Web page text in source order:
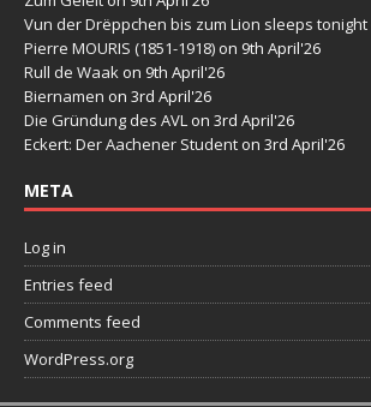
Vun der Drëppchen bis zum Lion sleeps tonight
Pierre MOURIS (1851-1918) on 9th April'26
Rull de Waak on 9th April'26
Biernamen on 3rd April'26
Die Gründung des AVL on 3rd April'26
Eckert: Der Aachener Student on 3rd April'26
META
Log in
Entries feed
Comments feed
WordPress.org